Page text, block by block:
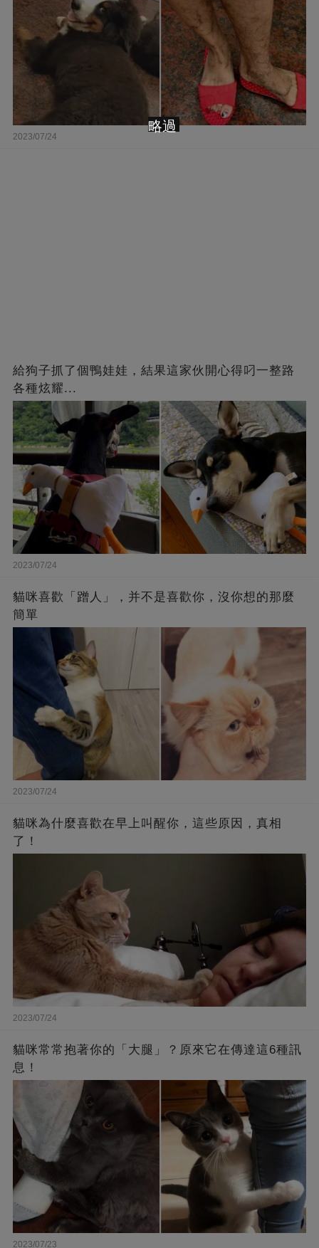
2023/07/24
給狗子抓了個鴨娃娃，結果這家伙開心得叼一整路
各種炫耀...
2023/07/24
貓咪喜歡「蹭人」，并不是喜歡你，沒你想的那麼
簡單
2023/07/24
貓咪為什麼喜歡在早上叫醒你，這些原因，真相
了！
2023/07/24
貓咪常常抱著你的「大腿」？原來它在傳達這6種訊
息！
2023/07/23
略過